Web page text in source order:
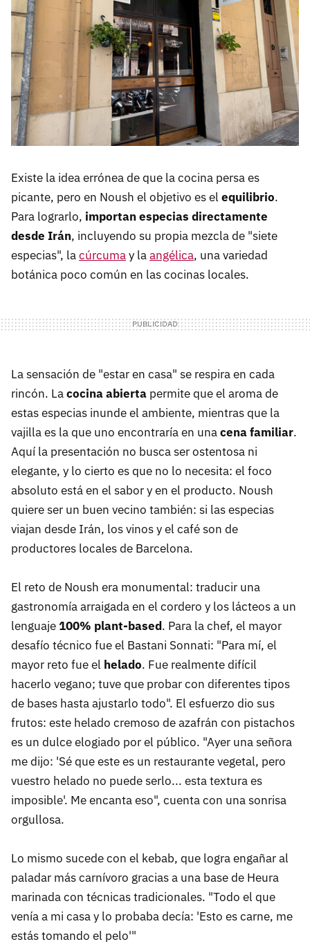
Existe la idea errónea de que la cocina persa es
picante, pero en Noush el objetivo es el equilibrio.
Para lograrlo, importan especias directamente
desde Irán, incluyendo su propia mezcla de "siete
especias", lacúrcumay laangélica, una variedad
botánica poco común en las cocinas locales.
La sensación de "estar en casa" se respira en cada
rincón. Lacocina abierta permite que el aroma de
estas especias inunde el ambiente, mientras que la
vajilla es la que uno encontraría en unacena familiar.
Aquí la presentación no busca ser ostentosa ni
elegante, y lo cierto es que no lo necesita: el foco
absoluto está en el sabor y en el producto. Noush
quiere ser un buen vecino también: si las especias
viajan desde Irán, los vinos y el café son de
productores locales de Barcelona.
El reto de Noush era monumental: traducir una
gastronomía arraigada en el cordero y los lácteos a un
lenguaje100% plant-based. Para la chef, el mayor
desafío técnico fue el Bastani Sonnati: "Para mí, el
mayor reto fue el helado. Fue realmente difícil
hacerlo vegano; tuve que probar con diferentes tipos
de bases hasta ajustarlo todo". El esfuerzo dio sus
frutos: este helado cremoso de azafrán con pistachos
es un dulce elogiado por el público. "Ayer una señora
me dijo: 'Sé que este es un restaurante vegetal, pero
vuestro helado no puede serlo... esta textura es
imposible'. Me encanta eso", cuenta con una sonrisa
orgullosa.
Lo mismo sucede con el kebab, que logra engañar al
paladar más carnívoro gracias a una base de Heura
marinada con técnicas tradicionales. "Todo el que
venía a mi casa y lo probaba decía: 'Esto es carne, me
estás tomando el pelo'"